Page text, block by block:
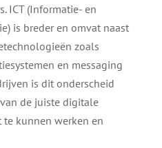
ICT (Informatie- en
is breder en omvat naast
zoals
en messaging
is dit onderscheid
de juiste digitale
kunnen werken en